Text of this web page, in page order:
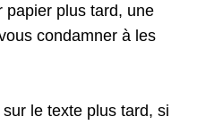
papier plus tard, une
condamner à les
le texte plus tard, si